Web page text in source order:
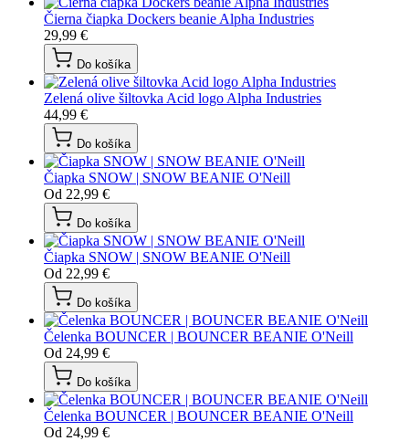
Čierna čiapka Dockers beanie Alpha Industries
29,99 €
Do košíka
Zelená olive šiltovka Acid logo Alpha Industries
44,99 €
Do košíka
Čiapka SNOW | SNOW BEANIE O'Neill
Od 22,99 €
Do košíka
Čiapka SNOW | SNOW BEANIE O'Neill
Od 22,99 €
Do košíka
Čelenka BOUNCER | BOUNCER BEANIE O'Neill
Od 24,99 €
Do košíka
Čelenka BOUNCER | BOUNCER BEANIE O'Neill
Od 24,99 €